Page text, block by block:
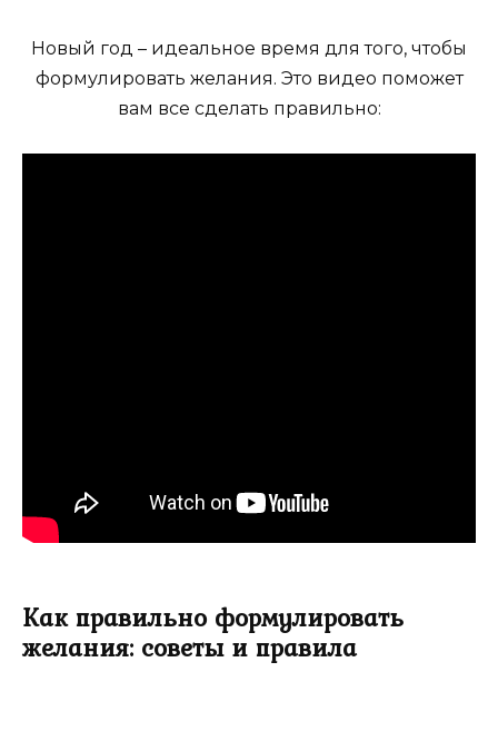
Новый год – идеальное время для того, чтобы
формулировать желания. Это видео поможет
вам все сделать правильно:
Как правильно формулировать
желания: советы и правила